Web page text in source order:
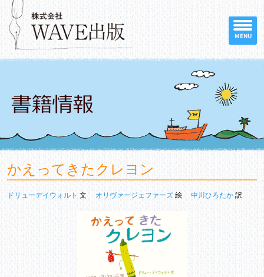
MENU
かえってきたクレヨン
ドリューデイウォルト 文 オリヴァージェファーズ 絵 中川ひろたか 訳